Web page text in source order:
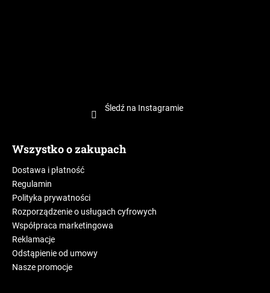
Śledź na Instagramie
Wszystko o zakupach
Dostawa i płatność
Regulamin
Polityka prywatności
Rozporządzenie o usługach cyfrowych
Współpraca marketingowa
Reklamacje
Odstąpienie od umowy
Nasze promocje